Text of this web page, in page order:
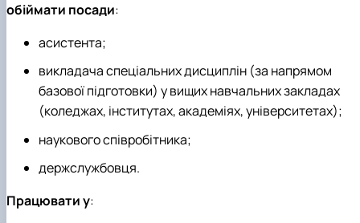
обіймати посади:
асистента;
викладача спеціальних дисциплін (за напрямом
базової підготовки) у вищих навчальних закладах
(коледжах, інститутах, академіях, університетах);
наукового співробітника;
держслужбовця.
Працювати у: